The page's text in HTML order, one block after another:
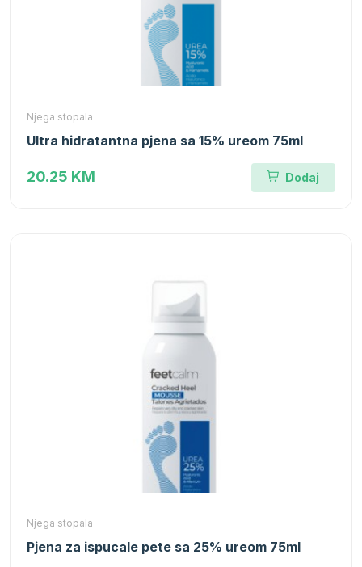
Njega stopala
Ultra hidratantna pjena sa 15% ureom 75ml
20.25 KM Dodaj
Njega stopala
Pjena za ispucale pete sa 25% ureom 75ml